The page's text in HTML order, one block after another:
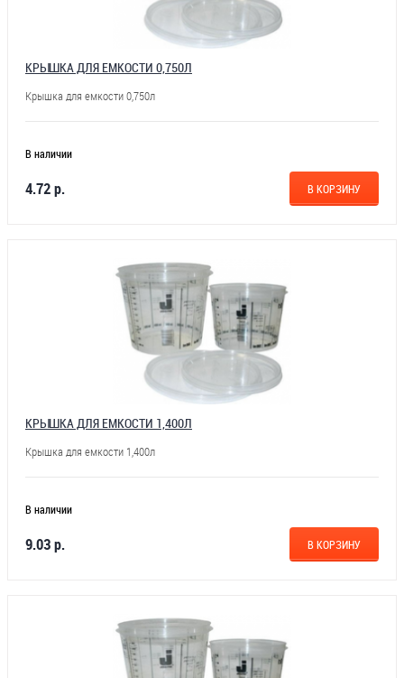
КРЫШКА ДЛЯ ЕМКОСТИ 0,750Л
Крышка для емкости 0,750л
В наличии
4.72 р. В КОРЗИНУ
КРЫШКА ДЛЯ ЕМКОСТИ 1,400Л
Крышка для емкости 1,400л
В наличии
9.03 р. В КОРЗИНУ